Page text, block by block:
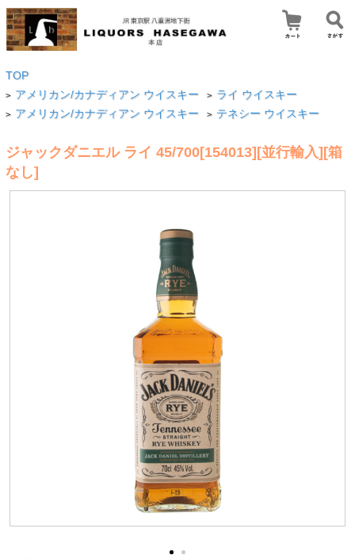
TOP
> アメリカン/カナディアン ウイスキー > ライ ウイスキー
> アメリカン/カナディアン ウイスキー > テネシー ウイスキー
ジャックダニエル ライ 45/700[154013][並行輸入][箱
なし]